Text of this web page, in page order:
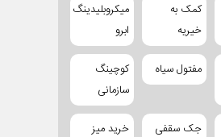
کمک به
خیریه
میکروبلیدینگ
ابرو
مفتول سیاه
کوچینگ
سازمانی